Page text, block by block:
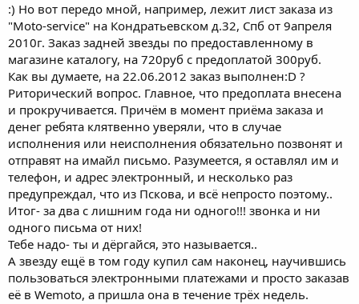
:) Но вот передо мной, например, лежит лист заказа из
"Moto-service" на Кондратьевском д.32, Спб от 9апреля
2010г. Заказ задней звезды по предоставленному в
магазине каталогу, на 720руб с предоплатой 300руб.
Как вы думаете, на 22.06.2012 заказ выполнен:D ?
Риторический вопрос. Главное, что предоплата внесена
и прокручивается. Причём в момент приёма заказа и
денег ребята клятвенно уверяли, что в случае
исполнения или неисполнения обязательно позвонят и
отправят на имайл письмо. Разумеется, я оставлял им и
телефон, и адрес электронный, и несколько раз
предупреждал, что из Пскова, и всё непросто поэтому..
Итог- за два с лишним года ни одного!!! звонка и ни
одного письма от них!
Тебе надо- ты и дёргайся, это называется..
А звезду ещё в том году купил сам наконец, научившись
пользоваться электронными платежами и просто заказав
её в Wemoto, а пришла она в течение трёх недель.